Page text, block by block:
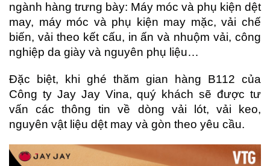
ngành hàng trưng bày: Máy móc và phụ kiện dệt
may, máy móc và phụ kiện may mặc, vải chế
biến, vải theo kết cấu, in ấn và nhuộm vải, công
nghiệp da giày và nguyên phụ liệu…
Đặc biệt, khi ghé thăm gian hàng B112 của
Công ty Jay Jay Vina, quý khách sẽ được tư
vấn các thông tin về dòng vải lót, vải keo,
nguyên vật liệu dệt may và gòn theo yêu cầu.